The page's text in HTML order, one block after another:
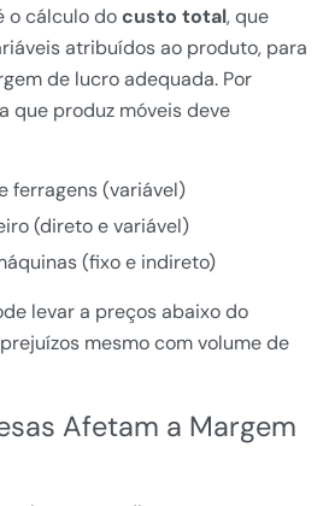
o cálculo docusto total, que
atribuídos ao produto, para
de lucro adequada. Por
que produz móveis deve
ferragens (variável)
(direto e variável)
(fixo e indireto)
levar a preços abaixo do
mesmo com volume de
Afetam a Margem